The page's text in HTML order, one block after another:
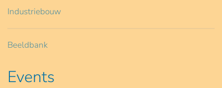
Industriebouw
Beeldbank
Events